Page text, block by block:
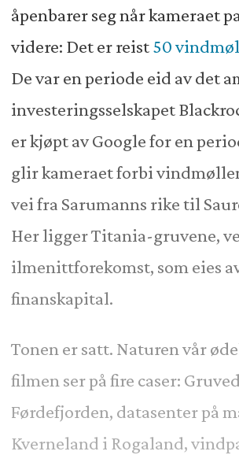
åpenbarer seg når kameraet
videre: Det er reist50
De var en periode eid av det
investeringsselskapet
er kjøpt av Google for en
glir kameraet forbi
vei fra Sarumanns rike til
Her ligger Titania-gruvene,
ilmenittforekomst, som eies
finanskapital.
Tonen er satt. Naturen vår
filmen ser på fire caser:
Førdefjorden, datasenter på
Kverneland i Rogaland,